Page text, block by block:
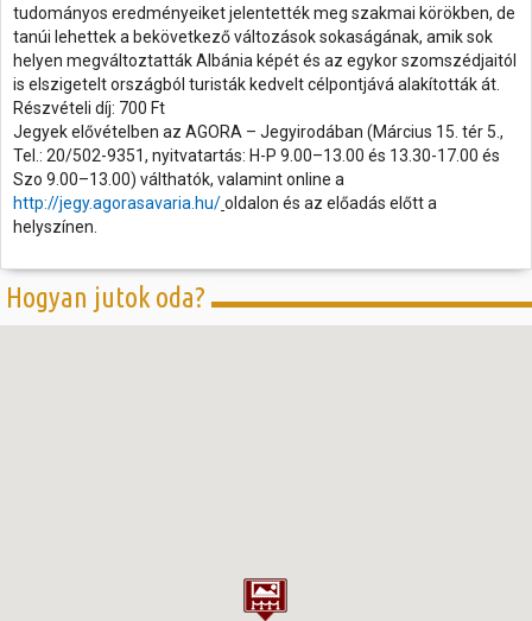
tudományos eredményeiket jelentették meg szakmai körökben, de
tanúi lehettek a bekövetkező változások sokaságának, amik sok
helyen megváltoztatták Albánia képét és az egykor szomszédjaitól
is elszigetelt országból turisták kedvelt célpontjává alakították át.
Részvételi díj: 700 Ft
Jegyek elővételben az AGORA – Jegyirodában (Március 15. tér 5.,
Tel.: 20/502-9351, nyitvatartás: H-P 9.00–13.00 és 13.30-17.00 és
Szo 9.00–13.00) válthatók, valamint online a
http://jegy.agorasavaria.hu/oldalon és az előadás előtt a
helyszínen.
Hogyan jutok oda?